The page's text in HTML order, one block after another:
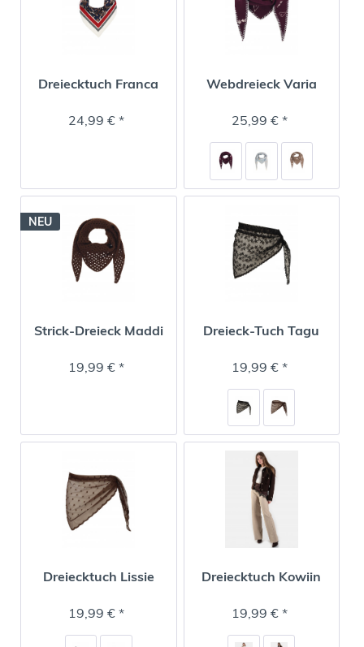
Dreiecktuch Franca
24,99 € *
Webdreieck Varia
25,99 € *
NEU
Strick-Dreieck Maddi
19,99 € *
Dreieck-Tuch Tagu
19,99 € *
Dreiecktuch Lissie
19,99 € *
Dreiecktuch Kowiin
19,99 € *